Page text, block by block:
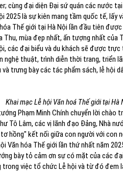
cùng đại diện Đại sứ quán các nước
2025 là sự kiên mang tầm quốc tế,
Thế giới tại Hà Nội lần đầu tiên được
Thu, mùa đẹp nhất, ấn tượng nhất
các đại biểu và du khách sẽ được
nghệ thuật, trình diễn thời trang, triển
trưng bày các tác phẩm sách, lễ hội
Khai mạc Lễ hội Văn hoá Thế giới tại Hà
Phạm Minh Chính chuyển lời
Tô Lâm, các vị lãnh đạo Đảng, Nhà
hồng" kết nối giữa con người với con
Văn hóa Thế giới lần thứ nhất năm
bày tỏ cảm ơn sự có mặt của các
trong việc tổ chức Lễ hội và từ đó đem